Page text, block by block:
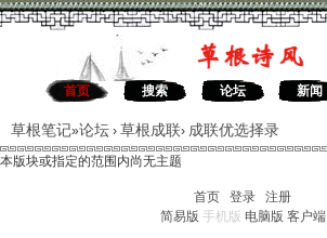
首页 搜索 论坛 新闻
草根笔记»论坛 › 草根成联› 成联优选择录
本版块或指定的范围内尚无主题
首页 登录
注册
简易版 手机版 电脑版 客户端